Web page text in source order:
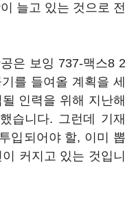
늘고 있는 것으로 전
은 보잉 737-맥스8 2
를 들여올 계획을 세
인력을 위해 지난해
습니다. 그런데 기재
입되어야 할, 이미 뽑
커지고 있는 것입니